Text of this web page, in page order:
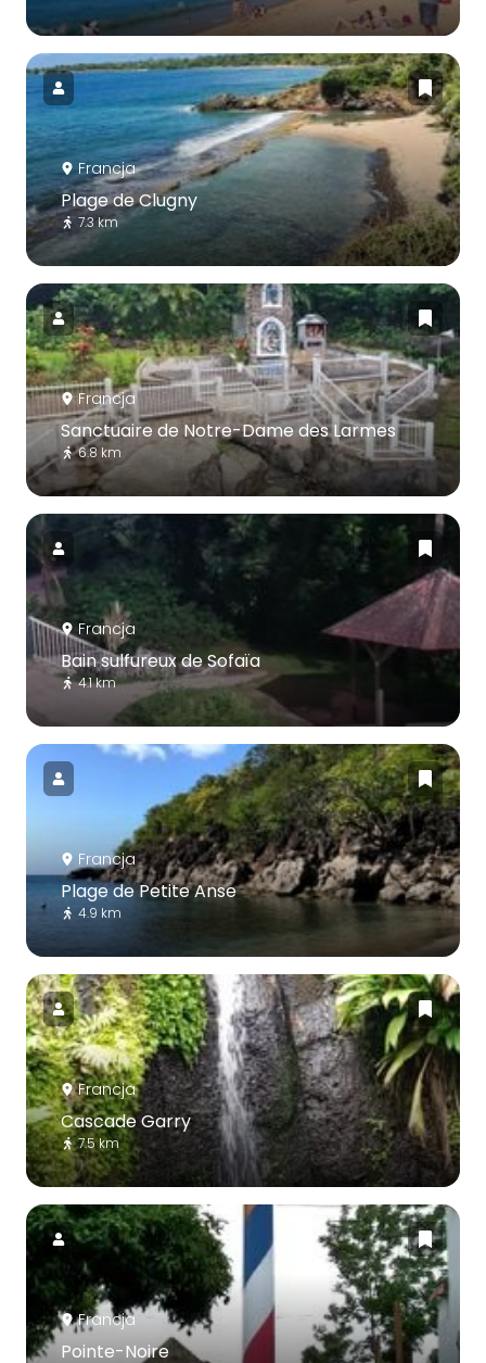
Francja
Plage de Clugny
7.3 km
Francja
Sanctuaire de Notre-Dame des Larmes
6.8 km
Francja
Bain sulfureux de Sofaïa
4.1 km
Francja
Plage de Petite Anse
4.9 km
Francja
Cascade Garry
7.5 km
Francja
Pointe-Noire